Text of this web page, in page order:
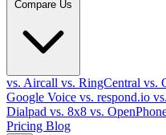
vs. Aircall vs. RingCentral vs.
Google Voice vs. respond.io
Dialpad vs. 8x8 vs.
Pricing Blog